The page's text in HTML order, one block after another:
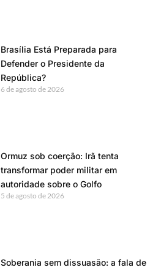
Brasília Está Preparada para
Defender o Presidente da
República?
6 de agosto de 2026
Ormuz sob coerção: Irã tenta
transformar poder militar em
autoridade sobre o Golfo
5 de agosto de 2026
Soberania sem dissuasão: a fala de